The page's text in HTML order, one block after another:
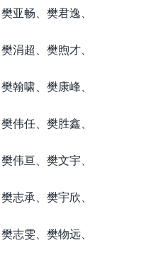
亚畅、樊君逸、
涓超、樊煦才、
翰啸、樊康峰、
伟任、樊胜鑫、
伟亘、樊文宇、
志承、樊宇欣、
志雯、樊物远、